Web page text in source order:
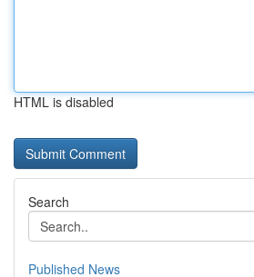
HTML is disabled
Search
Published News